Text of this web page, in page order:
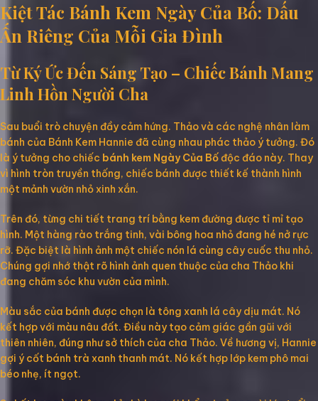
Kiệt Tác Bánh Kem Ngày Của Bố: Dấu
Ấn Riêng Của Mỗi Gia Đình
Từ Ký Ức Đến Sáng Tạo – Chiếc Bánh Mang
Linh Hồn Người Cha
Sau buổi trò chuyện đầy cảm hứng. Thảo và các nghệ nhân làm
bánh của Bánh Kem Hannie đã cùng nhau phác thảo ý tưởng. Đó
là ý tưởng cho chiếc bánh kem Ngày Của Bốđộc đáo này. Thay
vì hình tròn truyền thống, chiếc bánh được thiết kế thành hình
một mảnh vườn nhỏ xinh xắn.
Trên đó, từng chi tiết trang trí bằng kem đường được tỉ mỉ tạo
hình. Một hàng rào trắng tinh, vài bông hoa nhỏ đang hé nở rực
rỡ. Đặc biệt là hình ảnh một chiếc nón lá cùng cây cuốc thu nhỏ.
Chúng gợi nhớ thật rõ hình ảnh quen thuộc của cha Thảo khi
đang chăm sóc khu vườn của mình.
Màu sắc của bánh được chọn là tông xanh lá cây dịu mát. Nó
kết hợp với màu nâu đất. Điều này tạo cảm giác gần gũi với
thiên nhiên, đúng như sở thích của cha Thảo. Về hương vị, Hannie
gợi ý cốt bánh trà xanh thanh mát. Nó kết hợp lớp kem phô mai
béo nhẹ, ít ngọt.